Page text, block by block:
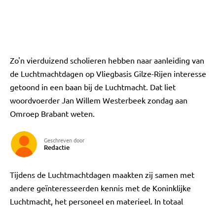
Zo'n vierduizend scholieren hebben naar aanleiding van
de Luchtmachtdagen op Vliegbasis Gilze-Rijen interesse
getoond in een baan bij de Luchtmacht. Dat liet
woordvoerder Jan Willem Westerbeek zondag aan
Omroep Brabant weten.
Geschreven door
Redactie
Tijdens de Luchtmachtdagen maakten zij samen met
andere geïnteresseerden kennis met de Koninklijke
Luchtmacht, het personeel en materieel. In totaal